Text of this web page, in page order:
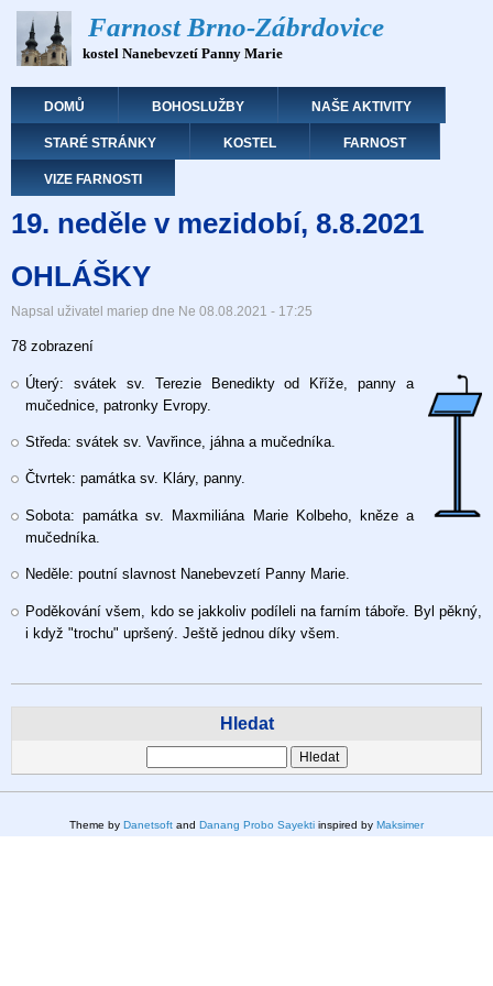
Přejít
hlavnímu
Farnost Brno-Zábrdovice
kostel Nanebevzetí Panny Marie
Hlavní navigace
DOMŮ BOHOSLUŽBY NAŠE AKTIVITY
STARÉ STRÁNKY KOSTEL FARNOST
VIZE FARNOSTI
19. neděle v mezidobí, 8.8.2021
OHLÁŠKY
Napsal uživatel mariep dne Ne 08.08.2021 - 17:25
78 zobrazení
Úterý: svátek sv. Terezie Benedikty od Kříže, panny a
mučednice, patronky Evropy.
Středa: svátek sv. Vavřince, jáhna a mučedníka.
Čtvrtek: památka sv. Kláry, panny.
Sobota: památka sv. Maxmiliána Marie Kolbeho, kněze a
mučedníka.
Neděle: poutní slavnost Nanebevzetí Panny Marie.
Poděkování všem, kdo se jakkoliv podíleli na farním táboře. Byl pěkný,
i když "trochu" upršený. Ještě jednou díky všem.
Hledat
Theme by Danetsoft and Danang Probo Sayekti inspired by Maksimer